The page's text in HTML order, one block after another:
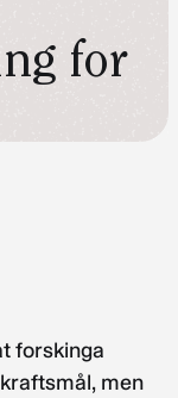
for
forskinga
men